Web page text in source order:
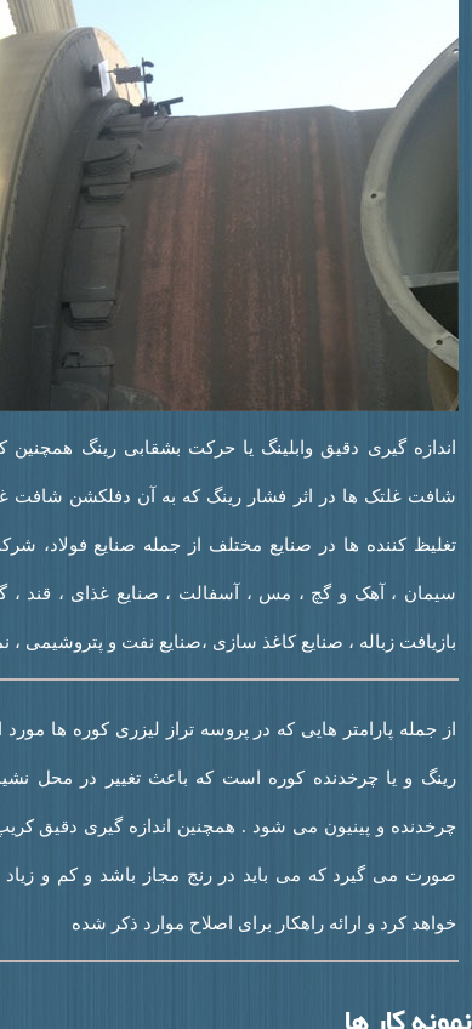
اندازه گیری دقیق وابلینگ یا حرکت بشقابی رینگ
شافت غلتک ها در اثر فشار رینگ که به آن دفلکشن شافت
تغلیظ کننده ها در صنایع مختلف از جمله صنایع فولاد،
سیمان ، آهک و گچ ، مس ، آسفالت ، صنایع غذای ، قند ،
بازیافت زباله ، صنایع کاغذ سازی ،صنایع نفت و پتروشیمی
از جمله پارامتر هایی که در پروسه تراز لیزری کوره ها
رینگ و یا چرخدنده کوره است که باعث تغییر در محل
چرخدنده و پینیون می شود . همچنین اندازه گیری دقیق
صورت می گیرد که می باید در رنج مجاز باشد و کم و زیاد
خواهد کرد و ارائه راهکار برای اصلاح موارد ذکر شده